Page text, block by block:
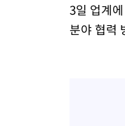
3일 업계
분야 협력